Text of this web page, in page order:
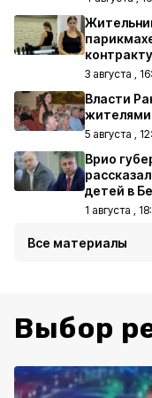
контракту
3 августа ,
Власти
жителями
5 августа ,
Врио
детей в
1 августа ,
Все материалы
Выбор